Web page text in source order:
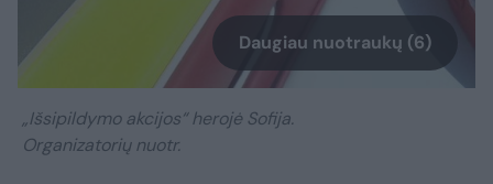
Daugiau nuotraukų (6)
„Išsipildymo akcijos“ herojė Sofija.
Organizatorių nuotr.